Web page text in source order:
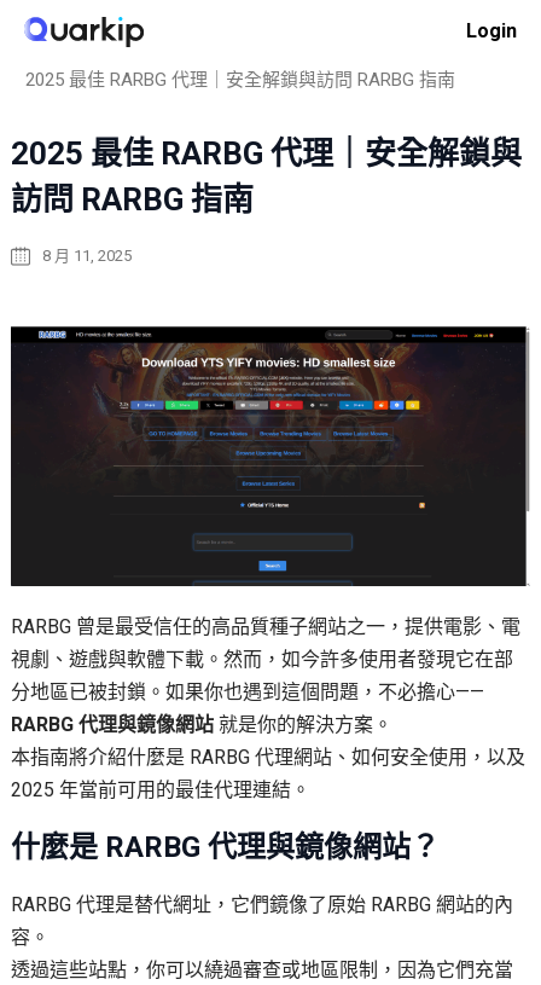
Skip
content
Login
操作指南
2025 最佳 RARBG 代理｜安全解鎖與訪問 RARBG 指南
2025 最佳 RARBG 代理｜安全解鎖與
訪問 RARBG 指南
8 月 11, 2025
RARBG 曾是最受信任的高品質種子網站之一，提供電影、電
視劇、遊戲與軟體下載。然而，如今許多使用者發現它在部
分地區已被封鎖。如果你也遇到這個問題，不必擔心——
RARBG 代理與鏡像網站就是你的解決方案。
本指南將介紹什麼是 RARBG 代理網站、如何安全使用，以及
2025 年當前可用的最佳代理連結。
什麼是 RARBG 代理與鏡像網站？
RARBG 代理是替代網址，它們鏡像了原始 RARBG 網站的內
容。
透過這些站點，你可以繞過審查或地區限制，因為它們充當